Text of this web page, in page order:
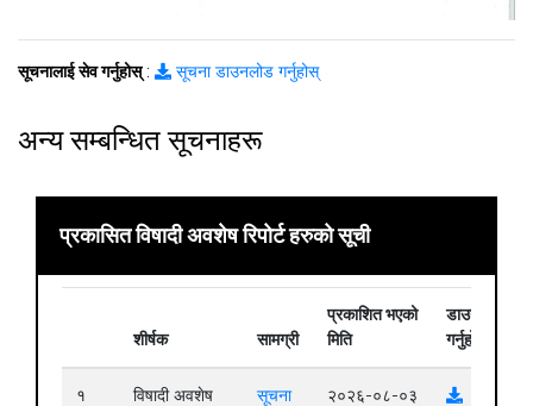
सूचनालाई सेव गर्नुहोस्: सूचना डाउनलोड गर्नुहोस्
अन्य सम्बन्धित सूचनाहरू
प्रकासित विषादी अवशेष रिपोर्ट हरुको सूची
शीर्षक सामग्री
प्रकाशित भएको
मिति
डाउनलोड
गर्नुहोस्
१
विषादी अवशेष
सूचना
२०२६-०८-०३